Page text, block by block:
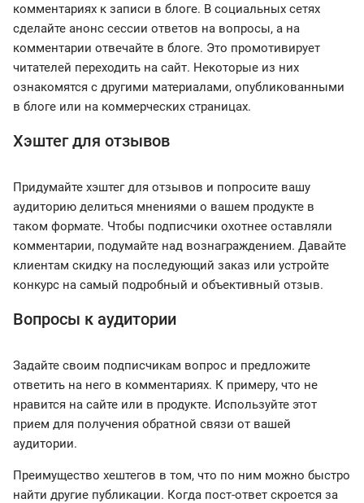
комментариях к записи в блоге. В социальных сетях
сделайте анонс сессии ответов на вопросы, а на
комментарии отвечайте в блоге. Это промотивирует
читателей переходить на сайт. Некоторые из них
ознакомятся с другими материалами, опубликованными
в блоге или на коммерческих страницах.
Хэштег для отзывов
Придумайте хэштег для отзывов и попросите вашу
аудиторию делиться мнениями о вашем продукте в
таком формате. Чтобы подписчики охотнее оставляли
комментарии, подумайте над вознаграждением. Давайте
клиентам скидку на последующий заказ или устройте
конкурс на самый подробный и объективный отзыв.
Вопросы к аудитории
Задайте своим подписчикам вопрос и предложите
ответить на него в комментариях. К примеру, что не
нравится на сайте или в продукте. Используйте этот
прием для получения обратной связи от вашей
аудитории.
Преимущество хештегов в том, что по ним можно быстро
найти другие публикации. Когда пост-ответ скроется за